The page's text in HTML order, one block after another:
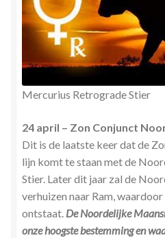
Mercurius Retrograde Stier
24 april – Zon Conjunct
Dit is de laatste keer dat de
lijn komt te staan met de
Stier. Later dit jaar zal de
verhuizen naar Ram,
ontstaat. De Noordelijke
onze hoogste bestemming en